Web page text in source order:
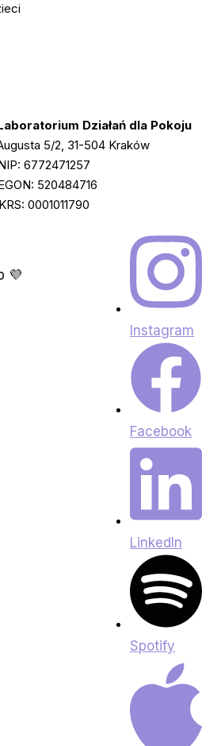
Działań dla Pokoju
5/2, 31-504 Kraków
6772471257
520484716
KRS: 0001011790
Instagram
Facebook
LinkedIn
Spotify
💜